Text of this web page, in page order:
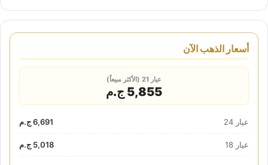
أسعار الذهب الآن
عيار 21 (الأكثر مبيعاً)
5,855 ج.م
عيار 24 6,691 ج.م
عيار 18 5,018 ج.م